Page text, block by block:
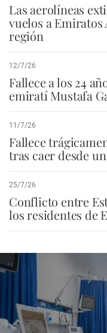
Las aerolíneas
vuelos a Emiratos
región
12/7/26
Fallece a los 24
emiratí Mustafa
11/7/26
Fallece
tras caer desde
25/7/26
Conflicto entre
los residentes de